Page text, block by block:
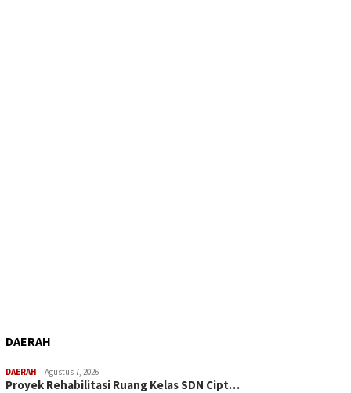
DAERAH
DAERAH Agustus 7, 2026
Proyek Rehabilitasi Ruang Kelas SDN Cipt…